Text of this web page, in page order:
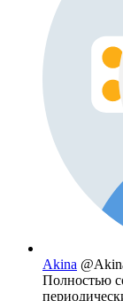
Akina
Полностью